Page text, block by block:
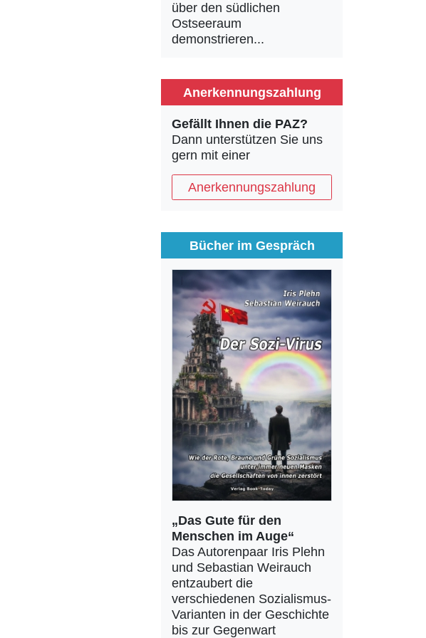
über den südlichen
Ostseeraum
demonstrieren...
Anerkennungszahlung
Gefällt Ihnen die PAZ?
Dann unterstützen Sie uns
gern mit einer
Anerkennungszahlung
Bücher im Gespräch
„Das Gute für den
Menschen im Auge“
Das Autorenpaar Iris Plehn
und Sebastian Weirauch
entzaubert die
verschiedenen Sozialismus-
Varianten in der Geschichte
bis zur Gegenwart